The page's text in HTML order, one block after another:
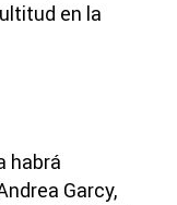
en la
habrá
Garcy,